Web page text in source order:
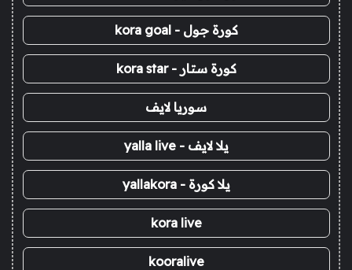
كورة جول - kora goal
كورة ستار - kora star
سوريا لايف
يلا لايف - yalla live
يلا كورة - yallakora
kora live
kooralive